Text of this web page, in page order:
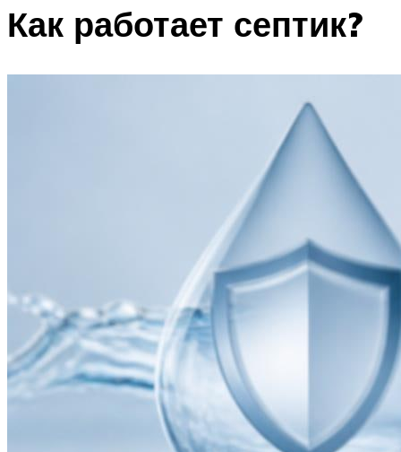
Как работает септик?